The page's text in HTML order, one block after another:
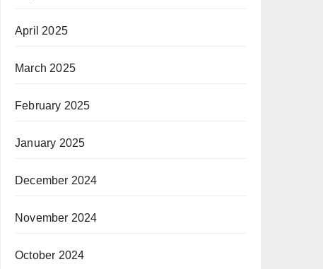
April 2025
March 2025
February 2025
January 2025
December 2024
November 2024
October 2024